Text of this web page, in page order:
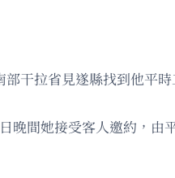
干拉省見遂縣找到他平
晚間她接受客人邀約，